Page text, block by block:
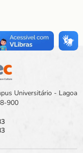
Universitário - Lagoa
900